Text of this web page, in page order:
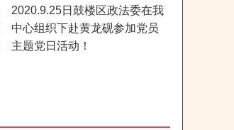
2020.9.25日鼓楼区政法委在我
中心组织下赴黄龙砚参加党员
主题党日活动！